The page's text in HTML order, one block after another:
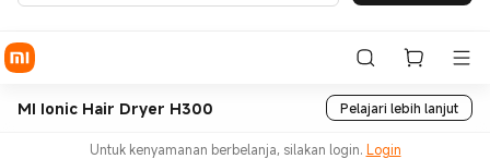
MI Ionic Hair Dryer H300 Pelajari lebih lanjut
Untuk kenyamanan berbelanja, silakan login. Login